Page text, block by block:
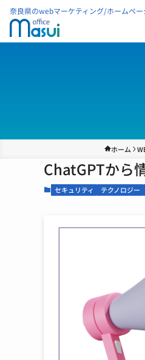
奈良県のwebマーケティング/ホームペ
ホーム
ChatGPTから
セキュリティ テクノロジー